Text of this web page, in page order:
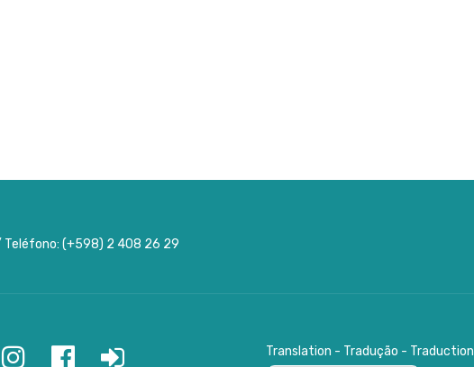
Teléfono: (+598) 2 408 26 29
Translation - Tradução - Traduction